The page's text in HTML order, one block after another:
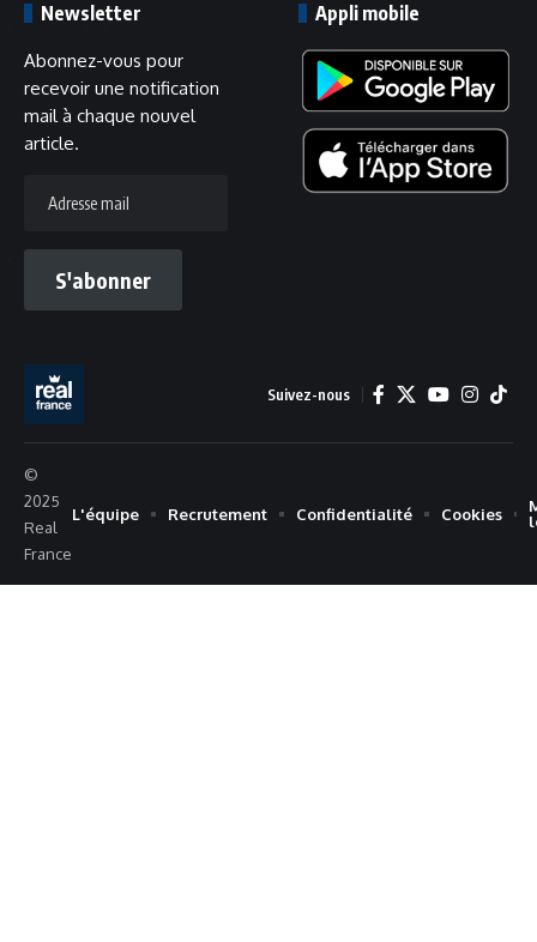
Newsletter
Abonnez-vous pour
recevoir une notification
mail à chaque nouvel
article.
S'abonner
Appli mobile
Suivez-nous
©
2025
Real
France
L'équipe Recrutement Confidentialité Cookies